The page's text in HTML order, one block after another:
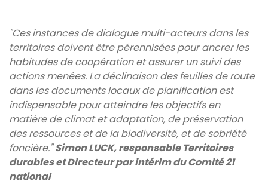
"Ces instances de dialogue multi-acteurs dans les
territoires doivent être pérennisées pour ancrer les
habitudes de coopération et assurer un suivi des
actions menées. La déclinaison des feuilles de route
dans les documents locaux de planification est
indispensable pour atteindre les objectifs en
matière de climat et adaptation, de préservation
des ressources et de la biodiversité, et de sobriété
foncière."Simon LUCK, responsable Territoires
durables et Directeur par intérim du Comité 21
national